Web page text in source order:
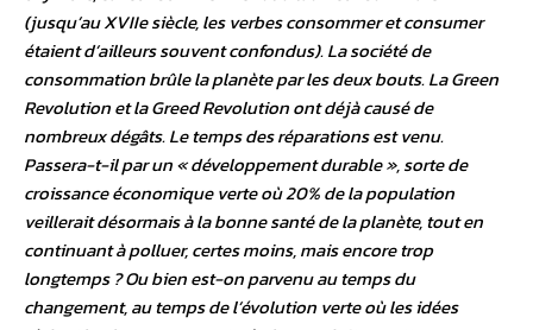
(jusqu’au XVIIe siècle, les verbes consommer et consumer
étaient d’ailleurs souvent confondus). La société de
consommation brûle la planète par les deux bouts. La Green
Revolution et la Greed Revolution ont déjà causé de
nombreux dégâts. Le temps des réparations est venu.
Passera-t-il par un « développement durable », sorte de
croissance économique verte où 20% de la population
veillerait désormais à la bonne santé de la planète, tout en
continuant à polluer, certes moins, mais encore trop
longtemps ? Ou bien est-on parvenu au temps du
changement, au temps de l’évolution verte où les idées